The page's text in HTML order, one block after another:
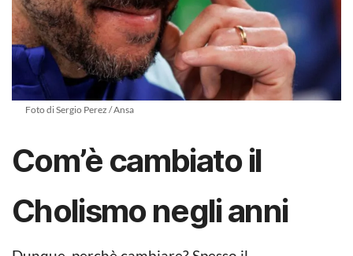
Foto di Sergio Perez / Ansa
Com’è cambiato il
Cholismo negli anni